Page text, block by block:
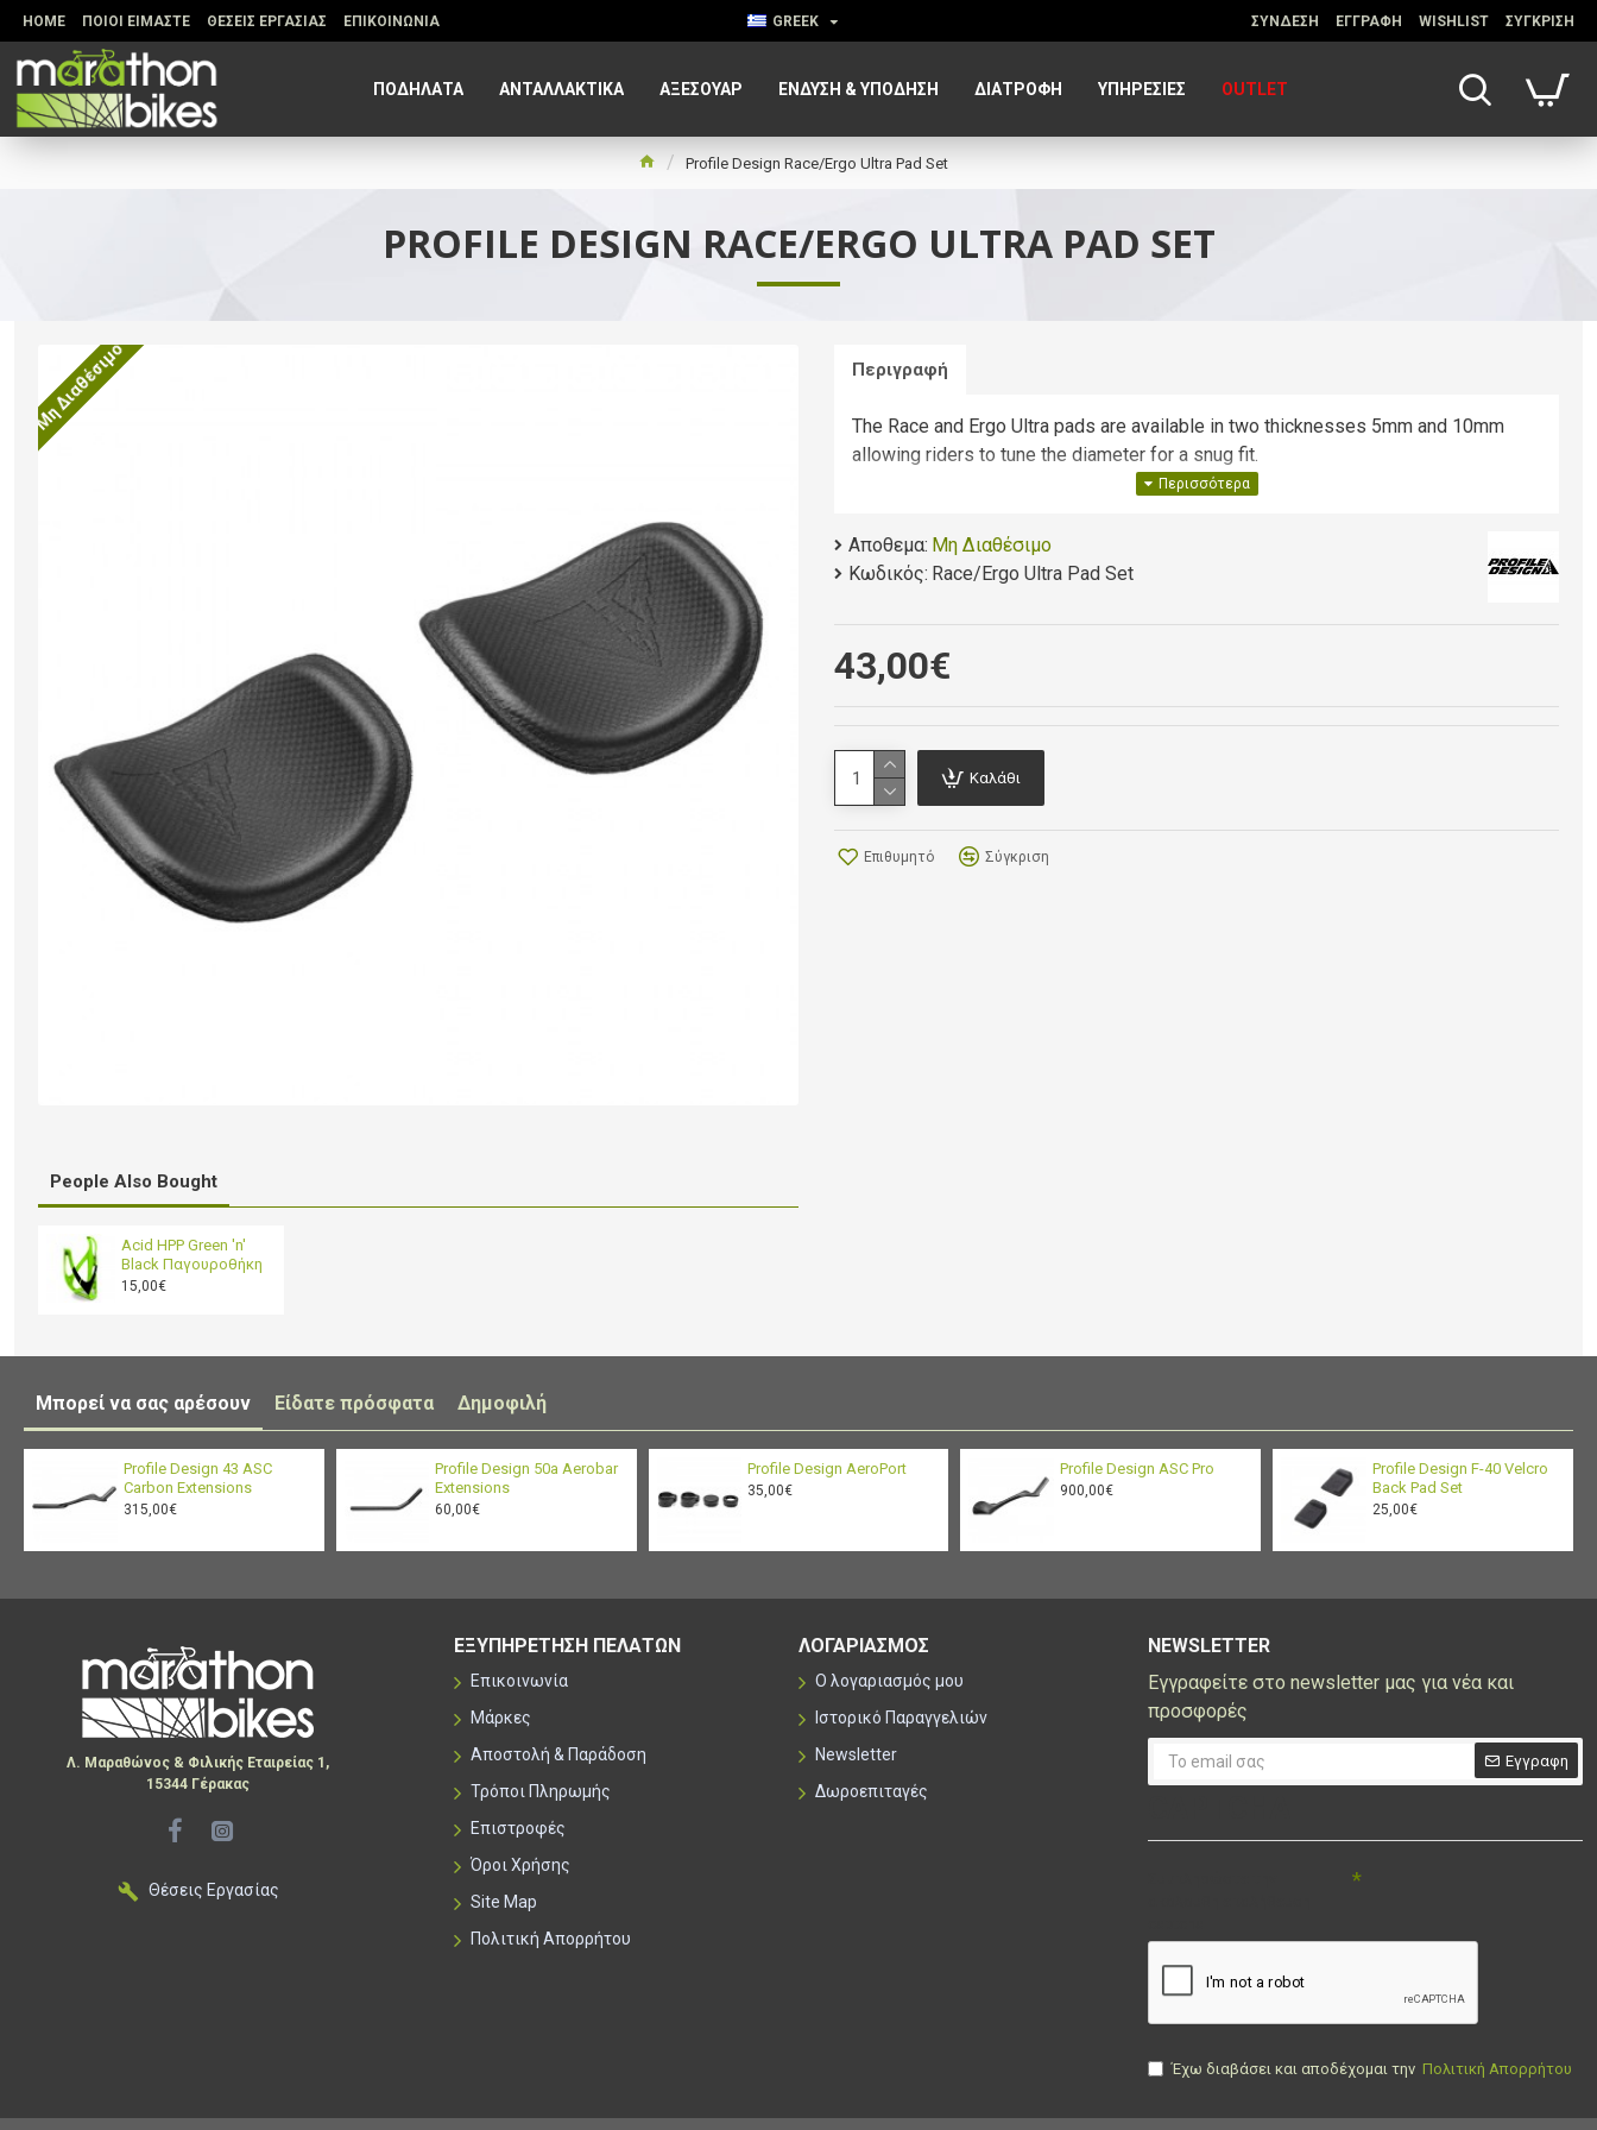
HOME ΠΟΙΟΙ ΕΙΜΑΣΤΕ ΘΕΣΕΙΣ ΕΡΓΑΣΙΑΣ ΕΠΙΚΟΙΝΩΝΙΑ GREEK ΣΥΝΔΕΣΗ ΕΓΓΡΑΦΗ WISHLIST ΣΥΓΚΡΙΣΗ
ΠΟΔΗΛΑΤΑ ΑΝΤΑΛΛΑΚΤΙΚΑ ΑΞΕΣΟΥΆΡ ΈΝΔΥΣΗ & ΥΠΌΔΗΣΗ ΔΙΑΤΡΟΦΉ ΥΠΗΡΕΣΊΕΣ OUTLET
Profile Design Race/Ergo Ultra Pad Set
PROFILE DESIGN RACE/ERGO ULTRA PAD SET
Μη Διαθέσιμο
People Also Bought
Acid HPP Green 'n'
Black Παγουροθήκη
15,00€
Περιγραφή
The Race and Ergo Ultra pads are available in two thicknesses 5mm and 10mm
allowing riders to tune the diameter for a snug fit.
Improved surface durability.
Superior grip with a molded in textured surface.
Dimensions: Race (92.9mm x 887.5mm) or Ergo (108.4mm x 87.5mm)
Compatibility: Race / Ergo
Weight: 5mm: 21g / 10mm: 37g
Αποθεμα: Μη Διαθέσιμο
Κωδικός: Race/Ergo Ultra Pad Set
43,00€
Καλάθι
Επιθυμητό Σύγκριση
Μπορεί να σας αρέσουν Είδατε πρόσφατα Δημοφιλή
Profile Design 43 ASC
Carbon Extensions
315,00€
Profile Design 50a Aerobar
Extensions
60,00€
Profile Design AeroPort
35,00€
Profile Design ASC Pro
900,00€
Profile Design F-40 Velcro
Back Pad Set
25,00€
Λ. Μαραθώνος & Φιλικής Εταιρείας 1,
15344 Γέρακας
Θέσεις Εργασίας
ΕΞΥΠΗΡΕΤΗΣΗ ΠΕΛΑΤΩΝ
Επικοινωνία
Μάρκες
Αποστολή & Παράδοση
Τρόποι Πληρωμής
Επιστροφές
Όροι Χρήσης
Site Map
Πολιτική Απορρήτου
ΛΟΓΑΡΙΑΣΜΟΣ
Ο λογαριασμός μου
Ιστορικό Παραγγελιών
Newsletter
Δωροεπιταγές
NEWSLETTER
Εγγραφείτε στο newsletter μας για νέα και
προσφορές
Εγγραφη
Έχω διαβάσει και αποδέχομαι την Πολιτική Απορρήτου